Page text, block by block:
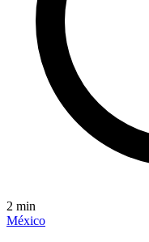
2 min
México